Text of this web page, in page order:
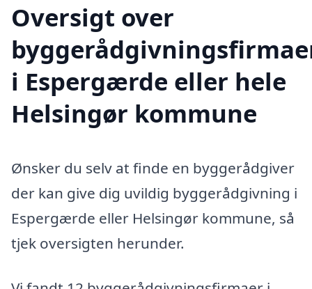
Oversigt over
i Espergærde eller hele
Helsingør kommune
Ønsker du selv at finde en byggerådgiver
der kan give dig uvildig byggerådgivning i
Espergærde eller Helsingør kommune, så
tjek oversigten herunder.